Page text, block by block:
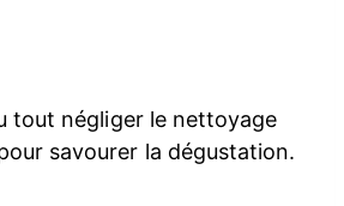
tout négliger le nettoyage
savourer la dégustation.